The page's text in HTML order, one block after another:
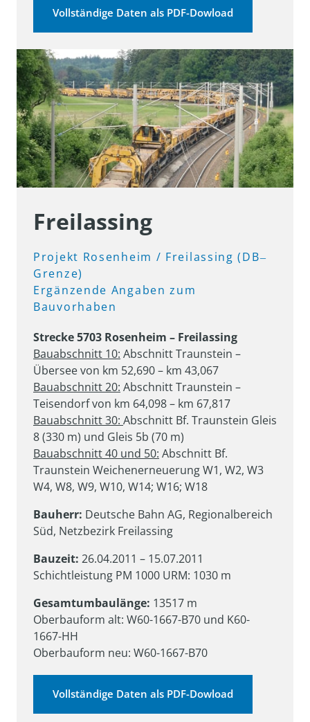
Vollständige Daten als PDF-Dowload
Freilassing
Projekt Rosenheim / Freilassing (DB‒
Grenze)
Ergänzende Angaben
Bauvorhaben
Bauabschnitt 10: Abschnitt Traunstein –
Bauabschnitt 20: Abschnitt Traunstein –
Bauabschnitt 30: Abschnitt Bf. Traunstein Gleis
Bauabschnitt 40 und 50: Abschnitt Bf.
Traunstein Weichenerneuerung W1, W2, W3
W4, W8, W9, W10, W14; W16; W18
Bauherr: Deutsche Bahn AG, Regionalbereich
Süd, Netzbezirk Freilassing
Bauzeit: 26.04.2011 – 15.07.2011
Schichtleistung PM 1000 URM: 1030 m
Gesamtumbaulänge: 13517 m
Oberbauform alt: W60-1667-B70 und K60-
1667-HH
Oberbauform neu: W60-1667-B70
Vollständige Daten als PDF-Dowload